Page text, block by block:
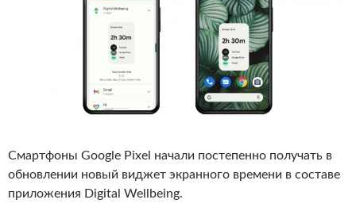
Смартфоны Google Pixel начали постепенно получать в
обновлении новый виджет экранного времени в составе
приложения Digital Wellbeing.